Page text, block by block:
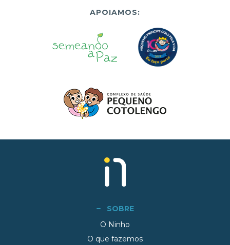
APOIAMOS:
SOBRE
O Ninho
O que fazemos